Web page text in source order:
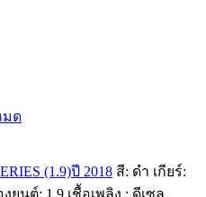
มด
(1.9)ปี 2018 สี: ดำ เกียร์:
งยนต์: 1.9 เชื้อเพลิง : ดีเซล